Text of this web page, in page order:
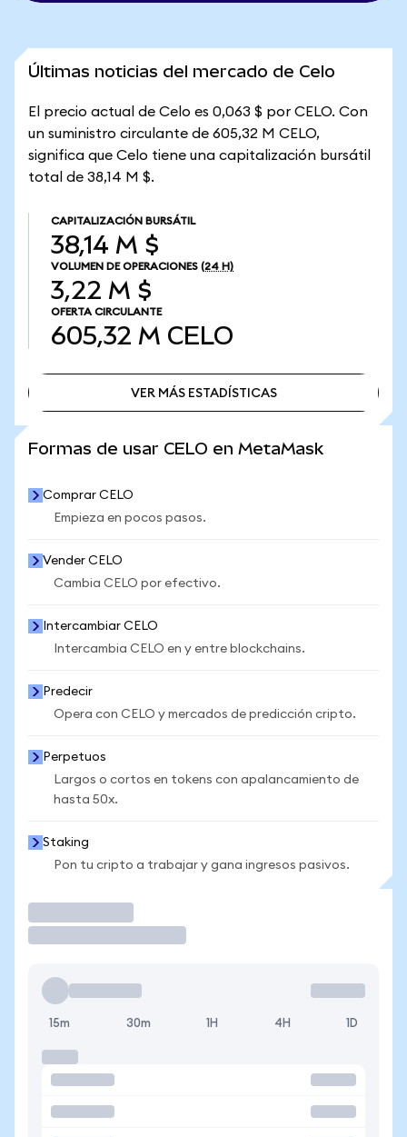
Últimas noticias del mercado de Celo
El precio actual de Celo es 0,063 $ por CELO. Con
un suministro circulante de 605,32 M CELO,
significa que Celo tiene una capitalización bursátil
total de 38,14 M $.
CAPITALIZACIÓN BURSÁTIL
38,14 M $
VOLUMEN DE OPERACIONES (24 H)
3,22 M $
OFERTA CIRCULANTE
605,32 M CELO
VER MÁS ESTADÍSTICAS
Formas de usar CELO en MetaMask
Comprar CELO
Empieza en pocos pasos.
Vender CELO
Cambia CELO por efectivo.
Intercambiar CELO
Intercambia CELO en y entre blockchains.
Predecir
Opera con CELO y mercados de predicción cripto.
Perpetuos
Largos o cortos en tokens con apalancamiento de
hasta 50x.
Staking
Pon tu cripto a trabajar y gana ingresos pasivos.
15m 30m 1H 4H 1D